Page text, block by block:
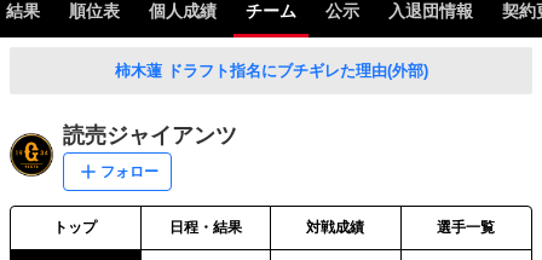
結果 順位表 個人成績 チーム 公示 入退団情報 契約
柿木蓮 ドラフト指名にブチギレた理由(外部)
読売ジャイアンツ
フォロー
トップ 日程・結果 対戦成績 選手一覧